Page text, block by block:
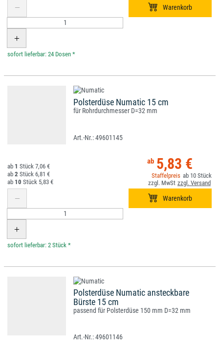
*
Polsterdüse Numatic 15 cm
für Rohrdurchmesser D=32 mm
49601145
5,83 €
10
1
7,06 €
2
6,81 €
10
5,83 €
*
Polsterdüse Numatic ansteckbare
Bürste 15 cm
passend für Polsterdüse 150 mm D=32 mm
49601146